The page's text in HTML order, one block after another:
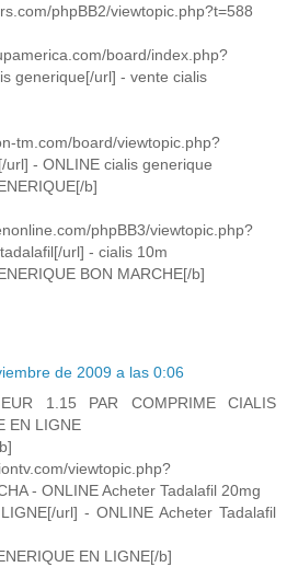
phpBB2/viewtopic.php?t=588
board/index.php?
generique[/url] - vente cialis
tm.com/board/viewtopic.php?
url] - ONLINE cialis generique
b]
phpBB3/viewtopic.php?
url] - cialis 10m
BON MARCHE[/b]
de 2009 a las 0:06
1.15 PAR COMPRIME CIALIS
EN LIGNE
viewtopic.php?
- ONLINE Acheter Tadalafil 20mg
url] - ONLINE Acheter Tadalafil
EN LIGNE[/b]